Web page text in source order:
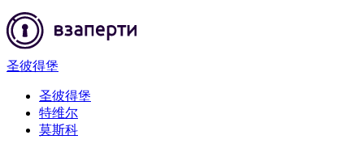
圣彼得堡
圣彼得堡
特维尔
莫斯科